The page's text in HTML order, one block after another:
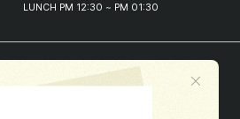
LUNCH PM 12:30 ~ PM 01:30